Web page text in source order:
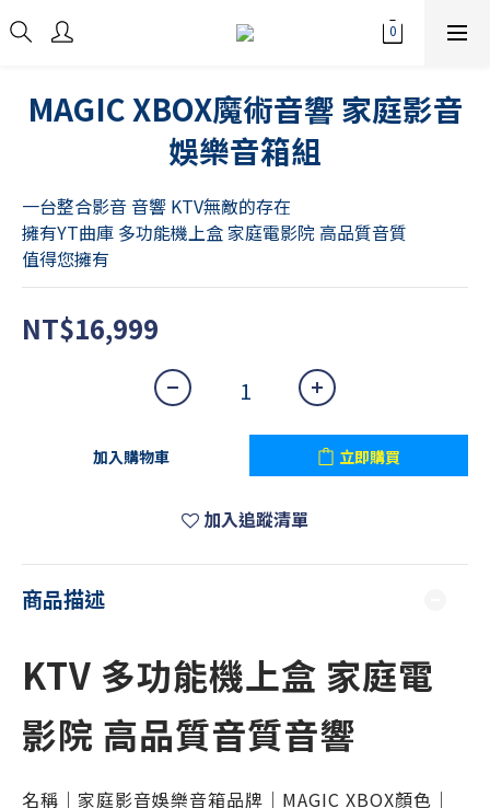
MAGIC XBOX魔術音響 家庭影音
娛樂音箱組
一台整合影音 音響 KTV無敵的存在
擁有YT曲庫 多功能機上盒 家庭電影院 高品質音質
值得您擁有
NT$16,999
加入購物車 立即購買
加入追蹤清單
商品描述
KTV 多功能機上盒 家庭電
影院 高品質音質音響
名稱｜家庭影音娛樂音箱品牌｜MAGIC XBOX顏色｜